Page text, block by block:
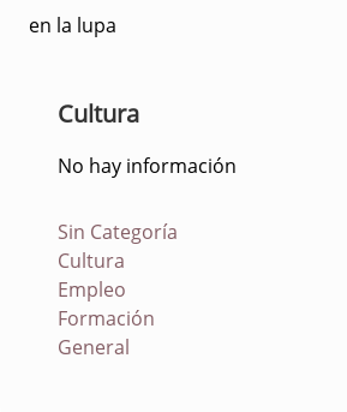
en la lupa
Cultura
No hay información
Sin Categoría
Cultura
Empleo
Formación
General